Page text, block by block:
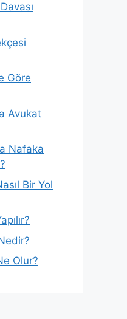
Göre
Avukat
Nafaka
Bir Yol
Olur?